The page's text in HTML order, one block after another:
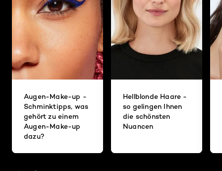
Augen-Make-up -
Schminktipps, was
gehört zu einem
Augen-Make-up
dazu?
Hellblonde Haare -
so gelingen Ihnen
die schönsten
Nuancen